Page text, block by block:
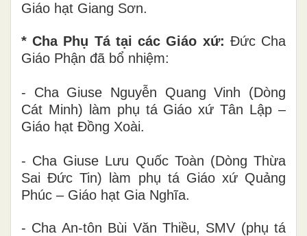
Giáo hạt Giang Sơn.
* Cha Phụ Tá tại các Giáo xứ: Đức Cha
Giáo Phận đã bổ nhiệm:
- Cha Giuse Nguyễn Quang Vinh (Dòng
Cát Minh) làm phụ tá Giáo xứ Tân Lập –
Giáo hạt Đồng Xoài.
- Cha Giuse Lưu Quốc Toàn (Dòng Thừa
Sai Đức Tin) làm phụ tá Giáo xứ Quảng
Phúc – Giáo hạt Gia Nghĩa.
- Cha An-tôn Bùi Văn Thiều, SMV (phụ tá